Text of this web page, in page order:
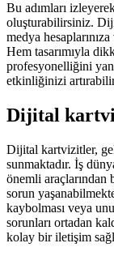
Bu adımları
oluşturabilirsiniz.
medya
Hem tasarımıyla
profesyonelliğini
etkinliğinizi
Dijital
Dijital kartvizitler,
sunmaktadır. İş
önemli
sorun
kaybolması veya
sorunları ortadan
kolay bir iletişim